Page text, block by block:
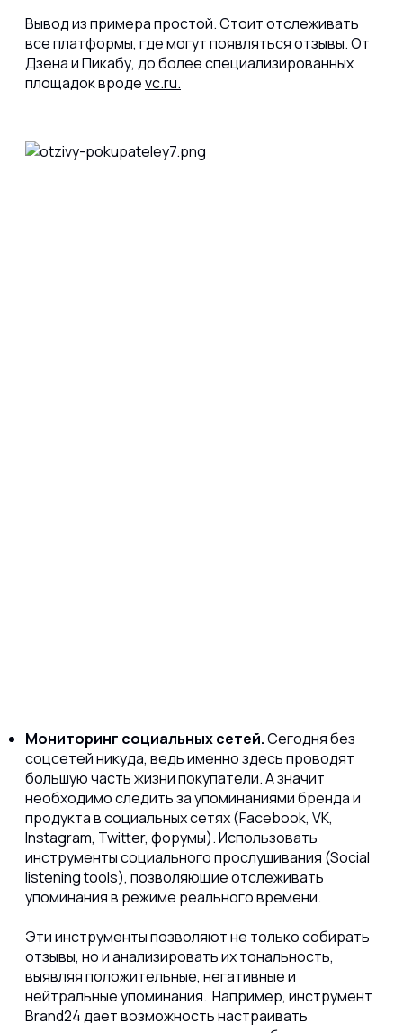
Вывод из примера простой. Стоит отслеживать
все платформы, где могут появляться отзывы. От
Дзена и Пикабу, до более специализированных
площадок вродеvc.ru.
Мониторинг социальных сетей.Сегодня без
соцсетей никуда, ведь именно здесь проводят
большую часть жизни покупатели. А значит
необходимо следить за упоминаниями бренда и
продукта в социальных сетях (Facebook, VK,
Instagram, Twitter, форумы). Использовать
инструменты социального прослушивания (Social
listening tools), позволяющие отслеживать
упоминания в режиме реального времени.
Эти инструменты позволяют не только собирать
отзывы, но и анализировать их тональность,
выявляя положительные, негативные и
нейтральные упоминания. Например, инструмент
Brand24 дает возможность настраивать